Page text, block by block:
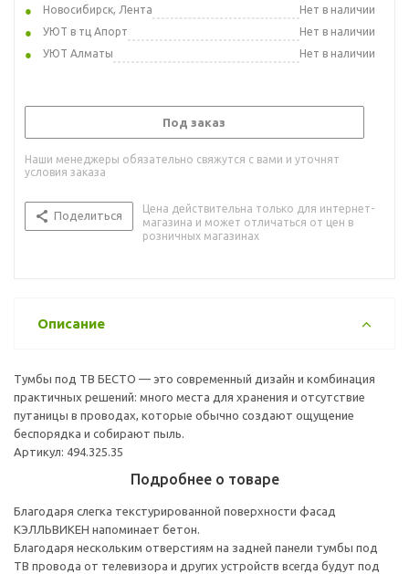
Новосибирск, Лента
Нет в наличии
УЮТ в тц Апорт
Нет в наличии
УЮТ Алматы
Нет в наличии
Под заказ
Наши менеджеры обязательно свяжутся с вами и уточнят
условия заказа
Поделиться
Цена действительна только для интернет-
магазина и может отличаться от цен в
розничных магазинах
Описание
Тумбы под ТВ БЕСТО — это современный дизайн и комбинация
практичных решений: много места для хранения и отсутствие
путаницы в проводах, которые обычно создают ощущение
беспорядка и собирают пыль.
Артикул: 494.325.35
Подробнее о товаре
Благодаря слегка текстурированной поверхности фасад
КЭЛЛЬВИКЕН напоминает бетон.
Благодаря нескольким отверстиям на задней панели тумбы под
ТВ провода от телевизора и других устройств всегда будут под